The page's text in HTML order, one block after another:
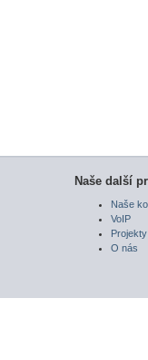
Naše další
Naše
VoIP
Projekty
O nás